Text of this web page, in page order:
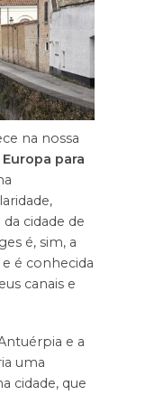
na nossa
para
cidade de
é, sim, a
é conhecida
canais e
e a
uma
cidade, que